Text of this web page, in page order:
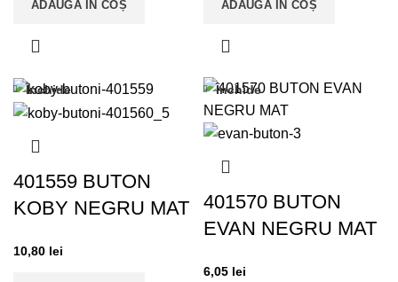
ADAUGĂ ÎN COȘ ADAUGĂ ÎN COȘ
Închide
401559 BUTON
KOBY NEGRU MAT
10,80 lei
Închide
401570 BUTON
EVAN NEGRU MAT
6,05 lei